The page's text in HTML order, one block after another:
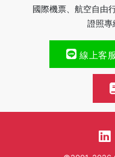
國際機票、航空自由
證照
線上客